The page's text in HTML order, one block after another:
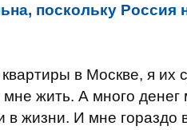
поскольку Россия
в Москве, я их
мне жить. А много
в жизни. И мне гораздо